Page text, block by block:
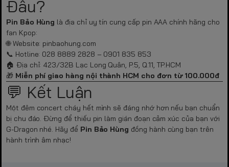
Đâu?
Pin Bảo Hùng là địa chỉ uy tín cung cấp pin AAA chính hãng cho
fan Kpop:
🌐 Website: pinbaohung.com
📞 Hotline: 028 8889 2828 – 0901 835 853
🏠 Địa chỉ: 423/32B Lạc Long Quân, P.5, Q.11, TP.HCM
🎁 Miễn phí giao hàng nội thành HCM cho đơn từ 100.000đ
💬 Kết Luận
Một đêm concert cháy hết mình sẽ đáng nhớ hơn nếu bạn chuẩn
bị chu đáo. Đừng để thiếu pin làm gián đoạn cảm xúc của bạn với
G-Dragon nhé. Hãy để Pin Bảo Hùng đồng hành cùng bạn trên
hành trình âm nhạc!